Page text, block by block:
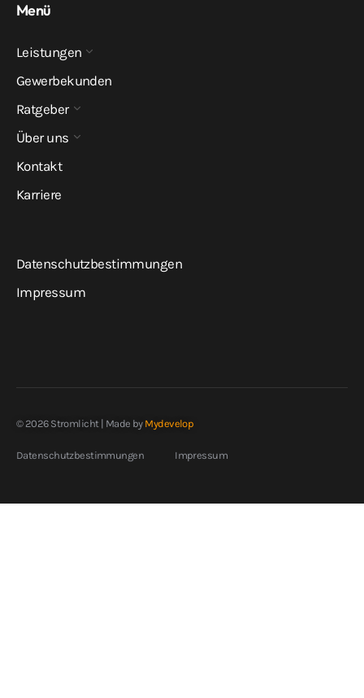
Menü
Leistungen
Gewerbekunden
Ratgeber
Über uns
Kontakt
Karriere
Datenschutzbestimmungen
Impressum
© 2026 Stromlicht | Made by Mydevelop
Datenschutzbestimmungen Impressum